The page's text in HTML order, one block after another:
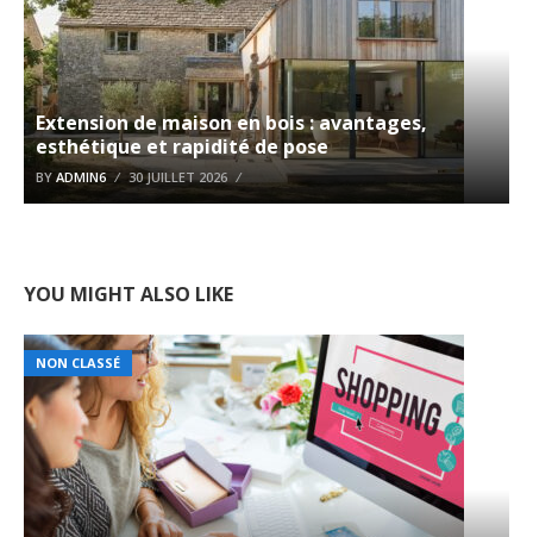
Extension de maison en bois : avantages,
esthétique et rapidité de pose
BY ADMIN6 30 JUILLET 2026
YOU MIGHT ALSO LIKE
NON CLASSÉ